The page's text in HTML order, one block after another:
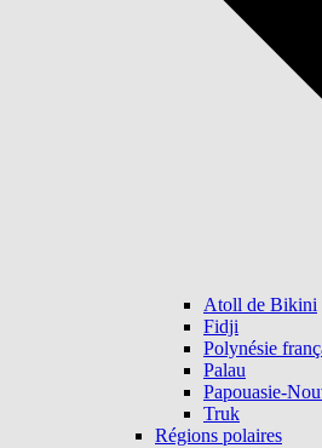
Atoll de Bikini
Fidji
Polynésie
Palau
Papouasie-
Truk
Régions polaires